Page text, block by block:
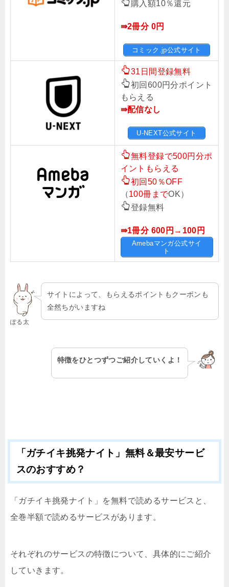
購入額10％還元
⇛2冊分 0円
コミック.jp公式サイト
31日間登録無料
初回600円分ポイント
もらえる
⇛配信なし
U-NEXT公式サイト
無料登録で500円分ポ
イントもらえる
初回50％OFF
（100冊までOK）
登録無料
⇛1冊分 600円→100 円
Amebaマンガ公式サイ
ト
ぽる太
サイトによって、もらえるポイントもクーポンも
全然ちがいますね
特徴をひとつずつご紹介していくよ！
「ガチイキ挑発ナイト」無料＆最安サービ
スのおすすめ？
「ガチイキ挑発ナイト」を無料で読めるサービスと、
全巻半額で読めるサービスがあります。
それぞれのサービスの特徴について、具体的にご紹介
していきます。